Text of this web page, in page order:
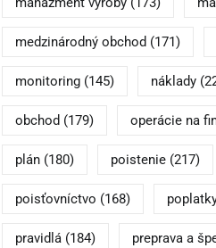
medzinárodný obchod (171)
monitoring(145) náklady
obchod (179) operácie na
plán(180) poistenie(217)
poisťovníctvo (168)
pravidlá(184) preprava a